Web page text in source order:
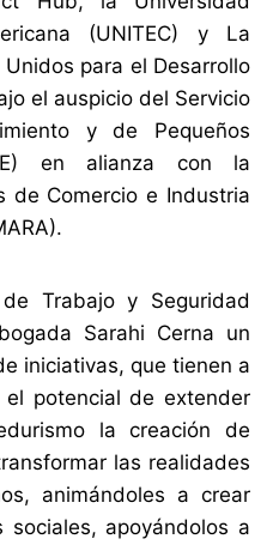
(UNITEC) y La
para el Desarrollo
el auspicio del Servicio
y de Pequeños
en alianza con la
de Comercio e Industria
Trabajo y Seguridad
Sarahi Cerna un
iniciativas, que tienen a
potencial de extender
la creación de
las realidades
animándoles a crear
sociales, apoyándolos a